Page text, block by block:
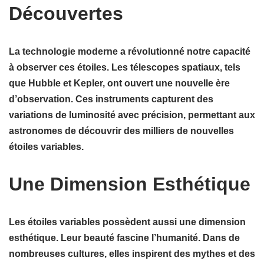
Découvertes
La technologie moderne a révolutionné notre capacité
à observer ces étoiles. Les télescopes spatiaux, tels
que Hubble et Kepler, ont ouvert une nouvelle ère
d’observation. Ces instruments capturent des
variations de luminosité avec précision, permettant aux
astronomes de découvrir des milliers de nouvelles
étoiles variables.
Une Dimension Esthétique
Les étoiles variables possèdent aussi une dimension
esthétique. Leur beauté fascine l’humanité. Dans de
nombreuses cultures, elles inspirent des mythes et des